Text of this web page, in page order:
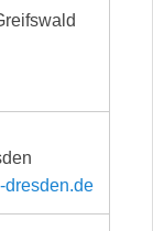
dresden.de